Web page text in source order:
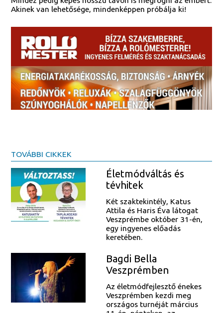
Akinek van lehetősége, mindenképpen próbálja ki!
TOVÁBBI CIKKEK
Életmódváltás és
tévhitek
Két szaktekintély, Katus
Attila és Haris Éva látogat
Veszprémbe október 31-én,
egy ingyenes előadás
keretében.
Bagdi Bella
Veszprémben
Az életmódfejlesztő énekes
Veszprémben kezdi meg
országos turnéját március